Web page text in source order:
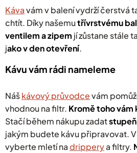
Kávavám v balení vydrží čerstvá
chtít. Díky našemutřívrstvému
ventilem a zipem jí zůstane stále
jako v den otevření.
Kávu vám rádi nameleme
Náškávový průvodcevám
vhodnou na filtr. Kromě toho vám
Stačí během nákupu zadat
jakým budete kávu připravovat.
vyberte mletí nadripperya filtry.